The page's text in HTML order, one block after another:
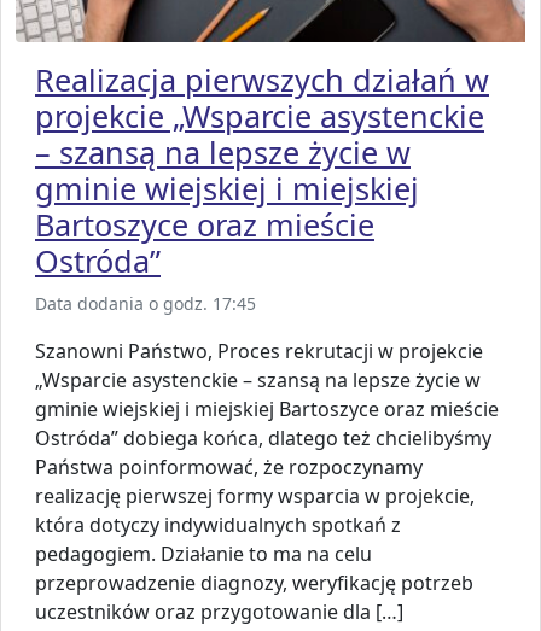
Realizacja pierwszych działań w
projekcie „Wsparcie asystenckie
– szansą na lepsze życie w
gminie wiejskiej i miejskiej
Bartoszyce oraz mieście
Ostróda”
Data dodania o godz. 17:45
Szanowni Państwo, Proces rekrutacji w projekcie
„Wsparcie asystenckie – szansą na lepsze życie w
gminie wiejskiej i miejskiej Bartoszyce oraz mieście
Ostróda” dobiega końca, dlatego też chcielibyśmy
Państwa poinformować, że rozpoczynamy
realizację pierwszej formy wsparcia w projekcie,
która dotyczy indywidualnych spotkań z
pedagogiem. Działanie to ma na celu
przeprowadzenie diagnozy, weryfikację potrzeb
uczestników oraz przygotowanie dla […]